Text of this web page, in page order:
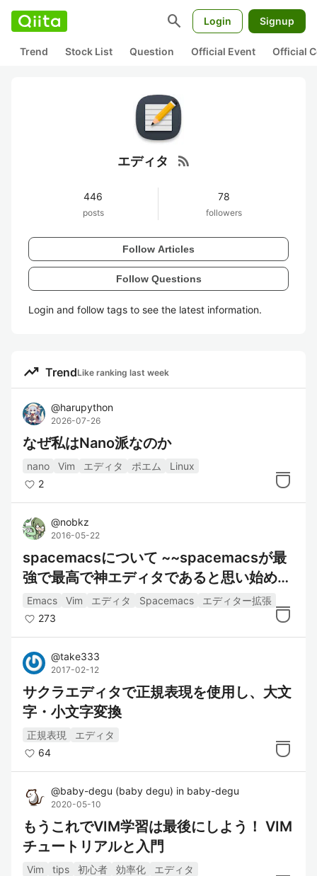
search Login Signup
Trend Stock List Question Official Event Official
エディタ rss_feed
446
posts
78
followers
Follow Articles
Follow Questions
Login and follow tags to see the latest information.
trending_up TrendLike ranking last week
@harupython
2026-07-26
なぜ私はNano派なのか
nano Vim エディタ ポエム
Linux
2
@nobkz
2016-05-22
spacemacsについて ~~spacemacsが最
強で最高で神エディタであると思い始めた
件~~
Emacs Vim エディタ Spacemacs
エディター拡張
273
@take333
2017-02-12
サクラエディタで正規表現を使用し、大文
字・小文字変換
正規表現
エディタ
64
@baby-degu (baby degu) in baby-degu
2020-05-10
もうこれでVIM学習は最後にしよう！ VIM
チュートリアルと入門
Vim tips 初心者 効率化
エディタ